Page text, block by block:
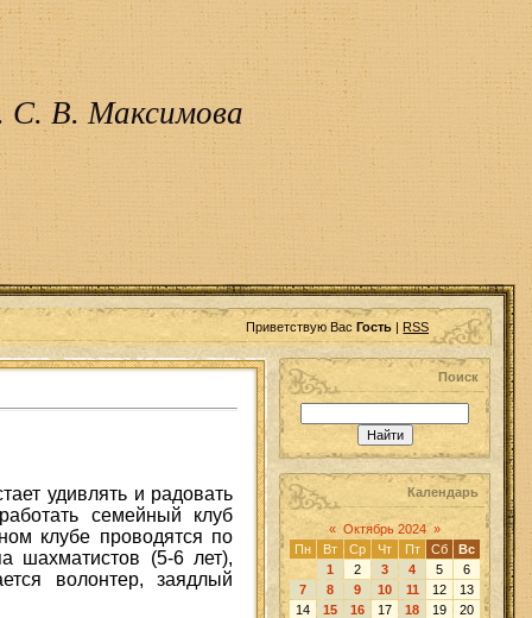
С. В. Максимова
Приветствую Вас Гость | RSS
удивлять и радовать
семейный клуб
клубе проводятся по
шахматистов (5-6 лет),
волонтер, заядлый
Поиск
Календарь
« Октябрь 2024 »
Пн
Вт Ср Чт Пт Сб
Вс
1
2 3 4 5
6
7
8 9 10 11 12
13
14
15 16 17 18 19
20